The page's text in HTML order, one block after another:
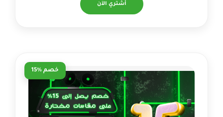
خصم %15